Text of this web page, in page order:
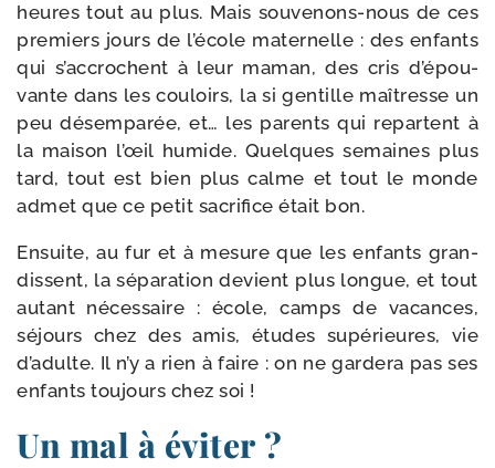
heures tout au plus. Mais souvenons-​nous de ces
pre­miers jours de l’é­cole mater­nelle : des enfants
qui s’ac­crochent à leur maman, des cris d’é­pou­
vante dans les cou­loirs, la si gen­tille maî­tresse un
peu désem­pa­rée, et… les parents qui repartent à
la mai­son l’œil humide. Quelques semaines plus
tard, tout est bien plus calme et tout le monde
admet que ce petit sacri­fice était bon.
Ensuite, au fur et à mesure que les enfants gran­
dissent, la sépa­ra­tion devient plus longue, et tout
autant néces­saire : école, camps de vacances,
séjours chez des amis, études supé­rieures, vie
d’a­dulte. Il n’y a rien à faire : on ne gar­de­ra pas ses
enfants tou­jours chez soi !
Un mal à éviter ?